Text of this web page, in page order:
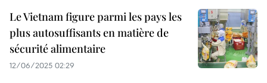
Le Vietnam figure parmi les pays les
plus autosuffisants en matière de
sécurité alimentaire
12/06/2025 02:29